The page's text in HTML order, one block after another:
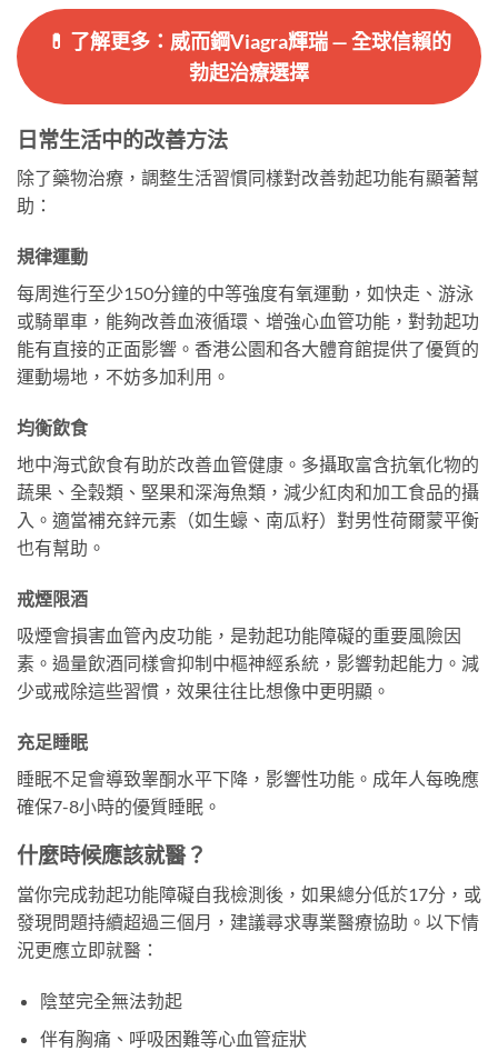
💊 了解更多：威而鋼Viagra輝瑞 — 全球信賴的
勃起治療選擇
日常生活中的改善方法
除了藥物治療，調整生活習慣同樣對改善勃起功能有顯著幫
助：
規律運動
每周進行至少150分鐘的中等強度有氧運動，如快走、游泳
或騎單車，能夠改善血液循環、增強心血管功能，對勃起功
能有直接的正面影響。香港公園和各大體育館提供了優質的
運動場地，不妨多加利用。
均衡飲食
地中海式飲食有助於改善血管健康。多攝取富含抗氧化物的
蔬果、全穀類、堅果和深海魚類，減少紅肉和加工食品的攝
入。適當補充鋅元素（如生蠔、南瓜籽）對男性荷爾蒙平衡
也有幫助。
戒煙限酒
吸煙會損害血管內皮功能，是勃起功能障礙的重要風險因
素。過量飲酒同樣會抑制中樞神經系統，影響勃起能力。減
少或戒除這些習慣，效果往往比想像中更明顯。
充足睡眠
睡眠不足會導致睾酮水平下降，影響性功能。成年人每晚應
確保7-8小時的優質睡眠。
什麼時候應該就醫？
當你完成勃起功能障礙自我檢測後，如果總分低於17分，或
發現問題持續超過三個月，建議尋求專業醫療協助。以下情
況更應立即就醫：
陰莖完全無法勃起
伴有胸痛、呼吸困難等心血管症狀